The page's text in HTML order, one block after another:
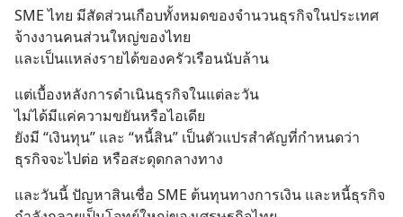
SME ไทย มีสัดส่วนเกือบทั้งหมดของจำนวนธุรกิจในประเทศ
จ้างงานคนส่วนใหญ่ของไทย
และเป็นแหล่งรายได้ของครัวเรือนนับล้าน
แต่เบื้องหลังการดำเนินธุรกิจในแต่ละวัน
ไม่ได้มีแค่ความขยันหรือไอเดีย
ยังมี “เงินทุน” และ “หนี้สิน” เป็นตัวแปรสำคัญที่กำหนดว่า
ธุรกิจจะไปต่อ หรือสะดุดกลางทาง
และวันนี้ ปัญหาสินเชื่อ SME ต้นทุนทางการเงิน และหนี้ธุรกิจ